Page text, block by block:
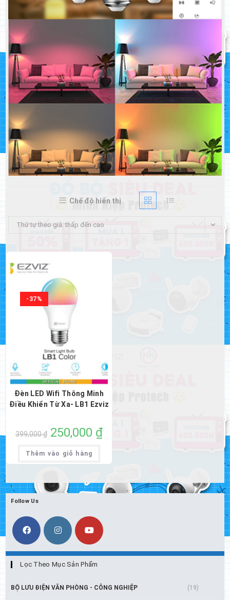
Chế độ hiển thị
Thứ tự theo giá: thấp đến cao
-37%
Đèn LED Wifi Thông Minh
Điều Khiển Từ Xa- LB1 Ezviz
399,000₫
Giá
gốc
là:
399,000 ₫.
250,000 ₫Giá
Thêm vào giỏ hàng
Follow Us
Lọc Theo Mục Sản Phẩm
BỘ LƯU ĐIỆN VĂN PHÒNG - CÔNG NGHIỆP (19)